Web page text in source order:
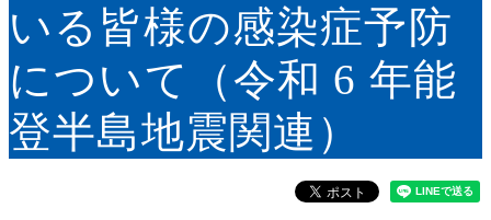
いる皆様の感染症予防
について（令和 6 年能
登半島地震関連）